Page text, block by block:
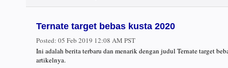
Ternate target bebas kusta 2020
Posted: 05 Feb 2019 12:08 AM PST
Ini adalah berita terbaru dan menarik dengan judul Ternate target
artikelnya.